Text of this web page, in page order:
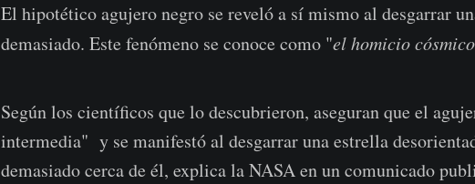
El hipotético agujero negro se reveló a sí mismo al desgarrar
demasiado. Este fenómeno se conoce como "el homicio cósmico
Según los científicos que lo descubrieron, aseguran que el
intermedia" y se manifestó al desgarrar una estrella
demasiado cerca de él, explica la NASA en un comunicado